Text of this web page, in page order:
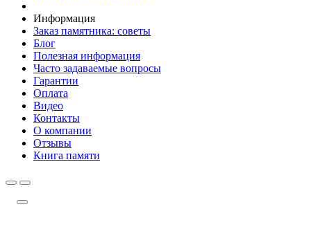
Информация
Заказ памятника: советы
Блог
Полезная информация
Часто задаваемые вопросы
Гарантии
Оплата
Видео
Контакты
О компании
Отзывы
Книга памяти